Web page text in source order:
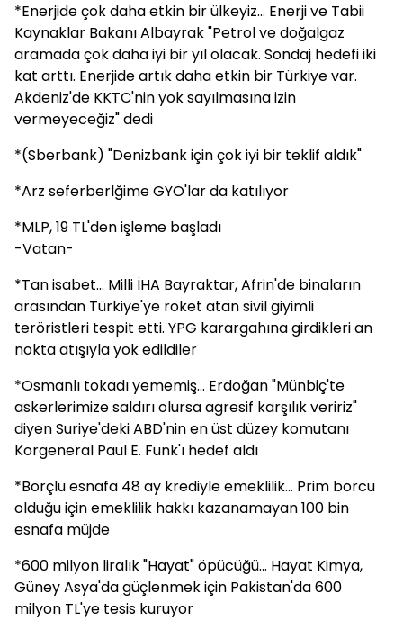
*Enerjide çok daha etkin bir ülkeyiz... Enerji ve Tabii
Kaynaklar Bakanı Albayrak "Petrol ve doğalgaz
aramada çok daha iyi bir yıl olacak. Sondaj hedefi iki
kat arttı. Enerjide artık daha etkin bir Türkiye var.
Akdeniz'de KKTC'nin yok sayılmasına izin
vermeyeceğiz" dedi
*(Sberbank) "Denizbank için çok iyi bir teklif aldık"
*Arz seferberlğime GYO'lar da katılıyor
*MLP, 19 TL'den işleme başladı
-Vatan-
*Tan isabet... Milli İHA Bayraktar, Afrin'de binaların
arasından Türkiye'ye roket atan sivil giyimli
teröristleri tespit etti. YPG karargahına girdikleri an
nokta atışıyla yok edildiler
*Osmanlı tokadı yememiş... Erdoğan "Münbiç'te
askerlerimize saldırı olursa agresif karşılık veririz"
diyen Suriye'deki ABD'nin en üst düzey komutanı
Korgeneral Paul E. Funk'ı hedef aldı
*Borçlu esnafa 48 ay krediyle emeklilik... Prim borcu
olduğu için emeklilik hakkı kazanamayan 100 bin
esnafa müjde
*600 milyon liralık "Hayat" öpücüğü... Hayat Kimya,
Güney Asya'da güçlenmek için Pakistan'da 600
milyon TL'ye tesis kuruyor